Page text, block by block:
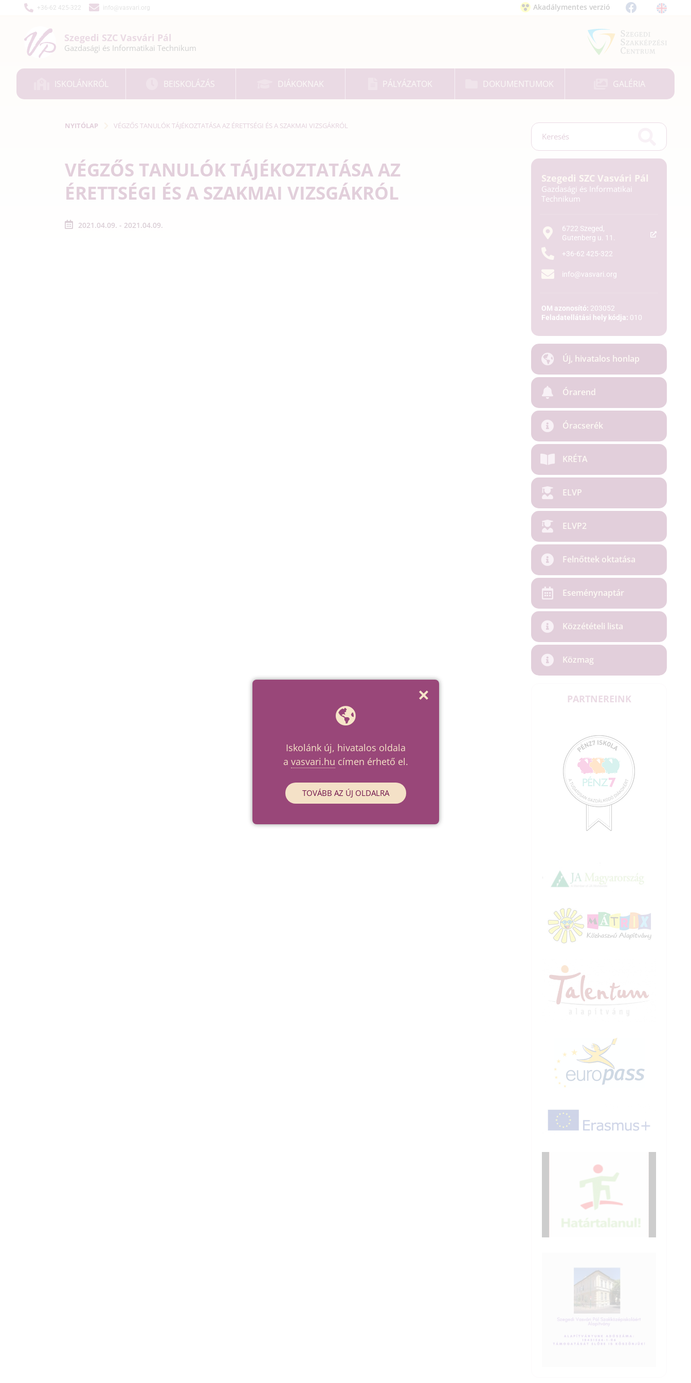
+36-62 425-322 info@vasvari.org Akadálymentes verzió
Szegedi SZC Vasvári Pál
Gazdasági és Informatikai Technikum
ISKOLÁNKRÓL BEISKOLÁZÁS DIÁKOKNAK PÁLYÁZATOK DOKUMENTUMOK GALÉRIA
NYITÓLAP VÉGZŐS TANULÓK TÁJÉKOZTATÁSA AZ ÉRETTSÉGI ÉS A SZAKMAI VIZSGÁKRÓL
VÉGZŐS TANULÓK TÁJÉKOZTATÁSA AZ
ÉRETTSÉGI ÉS A SZAKMAI VIZSGÁKRÓL
2021.04.09. - 2021.04.09.
Szegedi SZC Vasvári Pál
Gazdasági és Informatikai
Technikum
6722 Szeged,
Gutenberg u. 11.
+36-62 425-322
info@vasvari.org
OM azonosító: 203052
Feladatellátási hely kódja: 010
Új, hivatalos honlap
Órarend
Óracserék
KRÉTA
ELVP
ELVP2
Felnőttek oktatása
Eseménynaptár
Közzétételi lista
Közmag
PARTNEREINK
Iskolánk új, hivatalos oldala
a vasvari.hu címen érhető el.
TOVÁBB AZ ÚJ OLDALRA